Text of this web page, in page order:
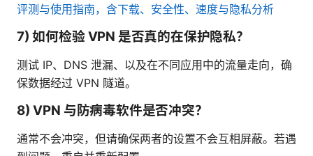
评测与使用指南，含下载、安全性、速度与隐私分析
7) 如何检验 VPN 是否真的在保护隐私？
测试 IP、DNS 泄漏、以及在不同应用中的流量走向，确
保数据经过 VPN 隧道。
8) VPN 与防病毒软件是否冲突？
通常不会冲突，但请确保两者的设置不会互相屏蔽。若遇